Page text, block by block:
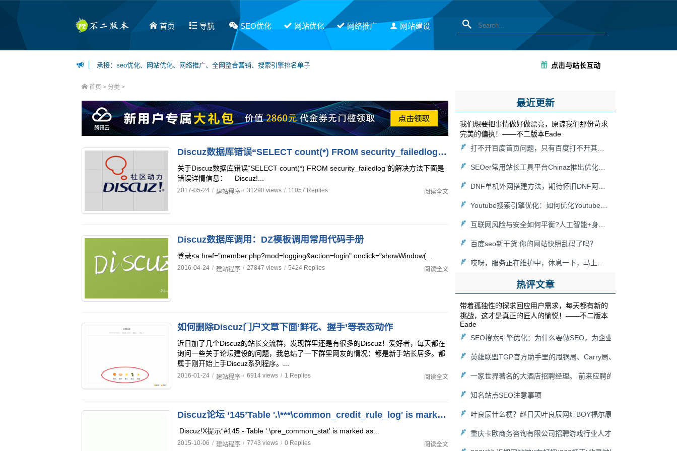
首页 导航 SEO优化 网站优化 网络推广 网站建设
承接：seo优化、网站优化、网络推广、全网整合营销、搜索引擎排名单子
点击与站长互动
首页 > 分类 >
Discuz数据库错误“SELECT count(*) FROM security_failedlog”的解决方法
关于Discuz数据库错误“SELECT count(*) FROM security_failedlog”的解决方法下面是
错误详情信息： Discuz!...
2017-05-24 / 建站程序 / 31290 views / 11057 Replies 阅读全文
Discuz数据库调用：DZ模板调用常用代码手册
登录<a href="member.php?mod=logging&action=login" onclick="showWindow(...
2016-04-24 / 建站程序 / 27847 views / 5424 Replies 阅读全文
如何删除Discuz门户文章下面‘鲜花、握手’等表态动作
近日加了几个Discuz的站长交流群，发现群里还是有很多的Discuz！爱好者，每天都在
询问一些关于论坛建设的问题，我总结了一下群里网友的情况：都是新手站长居多。都
属于刚开始上手Discuz系列程序。...
2016-01-24 / 建站程序 / 6914 views / 1 Replies 阅读全文
Discuz论坛 ‘145’Table '.\***\common_credit_rule_log' is marked as crashed错误解决方法
Discuz!X提示“#145 - Table '.\pre_common_stat' is marked as...
2015-10-06 / 建站程序 / 7743 views / 0 Replies 阅读全文
最近更新
我们想要把事情做好做漂亮，原谅我们那份苛求
完美的偏执！——不二版本Eade
打不开百度首页问题，只有百度打不开其他能打开怎么解决？
SEOer常用站长工具平台Chinaz推出优化关键词在线分析挖掘生成功能工具集
DNF单机外网搭建方法，期待怀旧DNF阿拉德大陆回归！
Youtube搜索引擎优化：如何优化Youtube搜索算法
互联网风险与安全如何平衡?人工智能+身份认证
百度seo新干货:你的网站快照乱码了吗？
哎呀，服务正在维护中，休息一下，马上回来！[新浪博客维护]
热评文章
带着孤独性的探求回应用户需求，每天都有新的
挑战，这才是真正的匠人的愉悦！——不二版本
Eade
SEO搜索引擎优化：为什么要做SEO，为企业能带来什么价值（
英雄联盟TGP官方助手里的甩锅局、Carry局、尽力局、浪输局是
一家世界著名的大酒店招聘经理。 前来应聘的人非常多，老板想
知名站点SEO注意事项
叶良辰什么梗？赵日天叶良辰网红BOY福尔康来袭！
重庆卡欧商务咨询有限公司招聘游戏行业人才